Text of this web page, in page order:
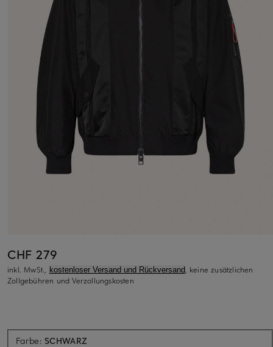
CHF 279
inkl. MwSt., kostenloser Versand und Rückversand, keine zusätzlichen
Zollgebühren und Verzollungskosten
Farbe: SCHWARZ